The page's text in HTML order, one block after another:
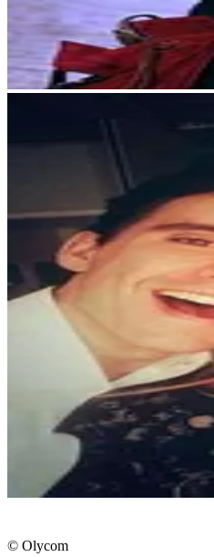
© Olycom